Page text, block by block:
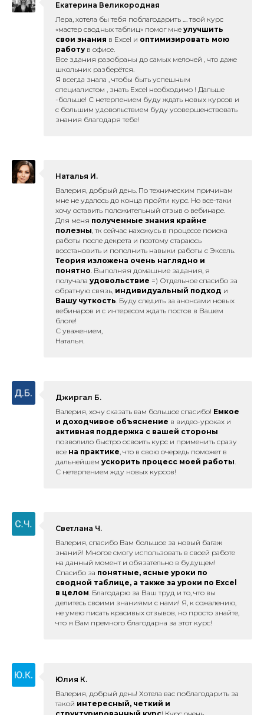
Екатерина Великородная
Лера, хотела бы тебя поблагодарить .... твой курс
«мастер сводных таблиц» помог мне улучшить
свои знания в Excel и оптимизировать мою
работув офисе.
Все здания разобраны до самых мелочей , что даже
школьник разберётся.
Я всегда знала , чтобы быть успешным
специалистом , знать Excel необходимо ! Дальше
-больше! С нетерпением буду ждать новых курсов и
с большим удовольствием буду усовершенствовать
знания благодаря тебе!
Наталья И.
Валерия, добрый день. По техническим причинам
мне не удалось до конца пройти курс. Но все-таки
хочу оставить положительный отзыв о вебинаре.
Для меня полученные знания крайне
полезны, тк сейчас нахожусь в процессе поиска
работы после декрета и поэтому стараюсь
восстановить и пополнить навыки работы с Эксель.
Теория изложена очень наглядно и
понятно. Выполняя домашние задания, я
получала удовольствие =) Отдельное спасибо за
обратную связь, индивидуальный подход и
Вашу чуткость. Буду следить за анонсами новых
вебинаров и с интересом ждать постов в Вашем
блоге!
С уважением,
Наталья.
Джиргал Б.
Валерия, хочу сказать вам большое спасибо! Емкое
и доходчивое объяснение в видео-уроках и
активная поддержка с вашей стороны
позволило быстро освоить курс и применить сразу
все на практике, что в свою очередь поможет в
дальнейшем ускорить процесс моей работы.
С нетерпением жду новых курсов!
Светлана Ч.
Валерия, спасибо Вам большое за новый багаж
знаний! Многое смогу использовать в своей работе
на данный момент и обязательно в будущем!
Спасибо за понятные, ясные уроки по
сводной таблице, а также за уроки по Excel
в целом. Благодарю за Ваш труд и то, что вы
делитесь своими знаниями с нами! Я, к сожалению,
не умею писать красивых отзывов, но просто знайте,
что я Вам премного благодарна за этот курс!
Юлия К.
Валерия, добрый день! Хотела вас поблагодарить за
такой интересный, четкий и